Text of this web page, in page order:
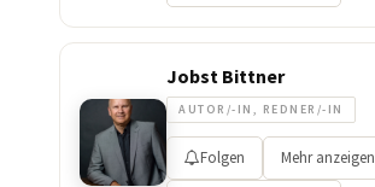
Jobst Bittner
AUTOR/-IN, REDNER/-IN
Folgen Mehr anzeigen